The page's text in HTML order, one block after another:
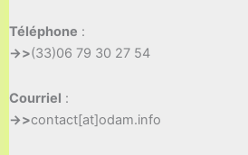
Téléphone :
->>(33)06 79 30 27 54
Courriel :
->>contact[at]odam.info